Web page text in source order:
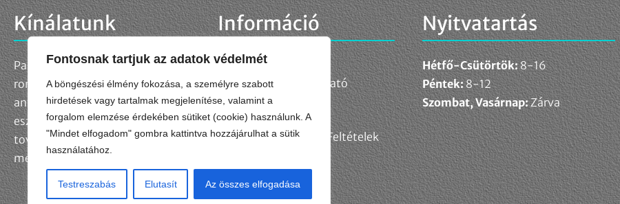
Fontosnak tartjuk az adatok védelmét
A böngészési élmény fokozása, a személyre szabott
hirdetések vagy tartalmak megjelenítése, valamint a
forgalom elemzése érdekében sütiket (cookie) használunk. A
"Mindet elfogadom" gombra kattintva hozzájárulhat a sütik
használatához.
Testreszabás Elutasít Az összes elfogadása
Kínálatunk
Palettánkon megtalálja a
roncsolásmentes
anyagvizsgálatok szabványos
eszközeit és kellékanyagait,
továbbá egyedi műszaki
megoldásokat is fejlesztünk.
Információ
Kapcsolat
Adatkezelési tájékoztató
Adatkezelési kérelem
Impresszum
Általános Szerződési Feltételek
Nyitvatartás
Hétfő-Csütörtök:8-16
Péntek:8-12
Szombat, Vasárnap:Zárva